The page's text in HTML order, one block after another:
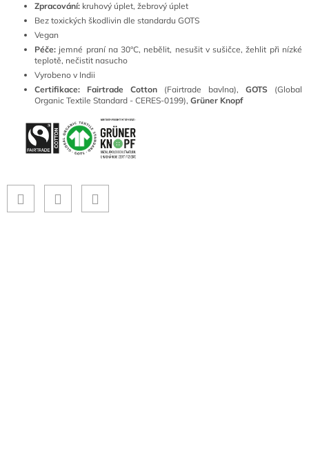
Zpracování: kruhový úplet, žebrový úplet
Bez toxických škodlivin dle standardu GOTS
Vegan
Péče: jemné praní na 30°C, nebělit, nesušit v sušičce, žehlit při nízké
teplotě, nečistit nasucho
Vyrobeno v Indii
Certifikace: Fairtrade Cotton (Fairtrade bavlna), GOTS
(Global
Organic Textile Standard - CERES-0199), Grüner Knopf